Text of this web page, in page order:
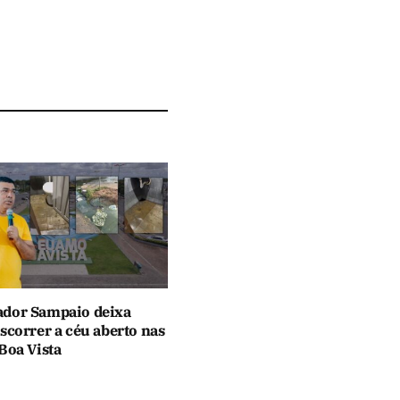
Sampaio deixa
a céu aberto nas
Vista